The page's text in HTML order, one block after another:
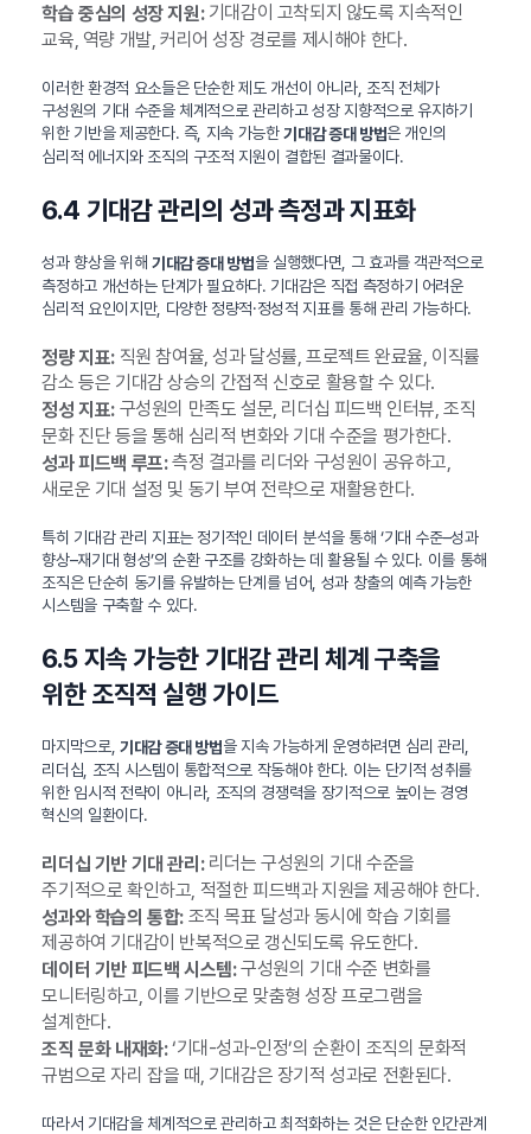
학습 중심의 성장 지원:기대감이 고착되지 않도록 지속적인
교육, 역량 개발, 커리어 성장 경로를 제시해야 한다.
이러한 환경적 요소들은 단순한 제도 개선이 아니라, 조직 전체가
구성원의 기대 수준을 체계적으로 관리하고 성장 지향적으로 유지하기
위한 기반을 제공한다. 즉, 지속 가능한기대감 증대 방법은 개인의
심리적 에너지와 조직의 구조적 지원이 결합된 결과물이다.
6.4 기대감 관리의 성과 측정과 지표화
성과 향상을 위해 기대감 증대 방법을 실행했다면, 그 효과를 객관적으로
측정하고 개선하는 단계가 필요하다. 기대감은 직접 측정하기 어려운
심리적 요인이지만, 다양한 정량적·정성적 지표를 통해 관리 가능하다.
정량 지표:직원 참여율, 성과 달성률, 프로젝트 완료율, 이직률
감소 등은 기대감 상승의 간접적 신호로 활용할 수 있다.
정성 지표:구성원의 만족도 설문, 리더십 피드백 인터뷰, 조직
문화 진단 등을 통해 심리적 변화와 기대 수준을 평가한다.
성과 피드백 루프:측정 결과를 리더와 구성원이 공유하고,
새로운 기대 설정 및 동기 부여 전략으로 재활용한다.
특히 기대감 관리 지표는 정기적인 데이터 분석을 통해 ‘기대 수준–성과
향상–재기대 형성’의 순환 구조를 강화하는 데 활용될 수 있다. 이를 통해
조직은 단순히 동기를 유발하는 단계를 넘어, 성과 창출의 예측 가능한
시스템을 구축할 수 있다.
6.5 지속 가능한 기대감 관리 체계 구축을
위한 조직적 실행 가이드
마지막으로, 기대감 증대 방법을 지속 가능하게 운영하려면 심리 관리,
리더십, 조직 시스템이 통합적으로 작동해야 한다. 이는 단기적 성취를
위한 임시적 전략이 아니라, 조직의 경쟁력을 장기적으로 높이는 경영
혁신의 일환이다.
리더십 기반 기대 관리:리더는 구성원의 기대 수준을
주기적으로 확인하고, 적절한 피드백과 지원을 제공해야 한다.
성과와 학습의 통합:조직 목표 달성과 동시에 학습 기회를
제공하여 기대감이 반복적으로 갱신되도록 유도한다.
데이터 기반 피드백 시스템:구성원의 기대 수준 변화를
모니터링하고, 이를 기반으로 맞춤형 성장 프로그램을
설계한다.
조직 문화 내재화:‘기대-성과-인정’의 순환이 조직의 문화적
규범으로 자리 잡을 때, 기대감은 장기적 성과로 전환된다.
따라서 기대감을 체계적으로 관리하고 최적화하는 것은 단순한 인간관계